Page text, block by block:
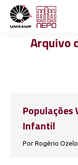
Arquivo
Populações
Infantil
Por Rogério Ozelo